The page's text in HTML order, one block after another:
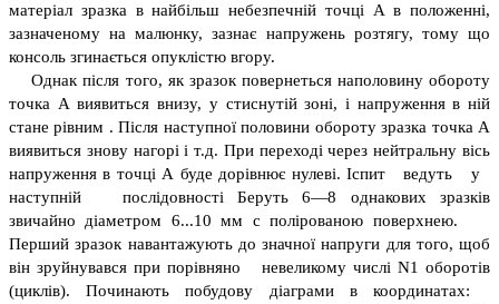
матеріал зразка в найбільш небезпечній точці А в положенні,
зазначеному на малюнку, зазнає напружень розтягу, тому що
консоль згинається опуклістю вгору.
Однак після того, як зразок повернеться наполовину обороту
точка А виявиться внизу, у стиснутій зоні, і напруження в ній
стане рівним . Після наступної половини обороту зразка точка А
виявиться знову нагорі і т.д. При переході через нейтральну вісь
напруження в точці А буде дорівнює нулеві. Іспит ведуть у
наступній послідовності Беруть 6—8 однакових зразків
звичайно діаметром 6...10 мм с полірованою поверхнею.
Перший зразок навантажують до значної напруги для того, щоб
він зруйнувався при порівняно невеликому числі N1 оборотів
(циклів). Починають побудову діаграми в координатах: